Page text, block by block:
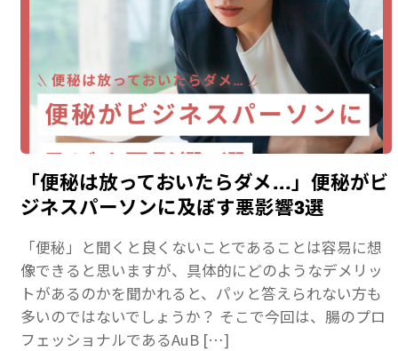
「便秘は放っておいたらダメ…」便秘がビ
ジネスパーソンに及ぼす悪影響3選
「便秘」と聞くと良くないことであることは容易に想
像できると思いますが、具体的にどのようなデメリッ
トがあるのかを聞かれると、パッと答えられない方も
多いのではないでしょうか？ そこで今回は、腸のプロ
フェッショナルであるAuB […]